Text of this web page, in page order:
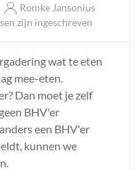
Romke Jansonius
zijn ingeschreven
wat te eten
mee-eten.
Dan moet je zelf
BHV'er
een BHV'er
kunnen we